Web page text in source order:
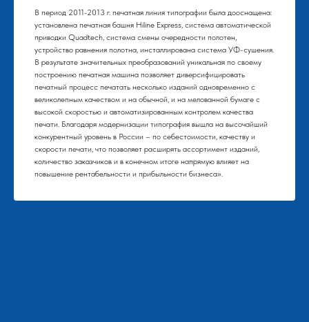
В период 2011-2013 г. печатная линия типографии была дооснащена:
установлена печатная башня Hiline Express, система автоматической
приводки Quadtech, система смены очередности полотен,
устройство равнения полотна, инсталлирована система УФ-сушения.
В результате значительных преобразований уникальная по своему
построению печатная машина позволяет диверсифицировать
печатный процесс печатать несколько изданий одновременно с
великолепным качеством и на обычной, и на мелованной бумаге с
высокой скоростью и автоматизированным контролем качества
печати. Благодаря модернизации типография вышла на высочайший
конкурентный уровень в России – по себестоимости, качеству и
скорости печати, что позволяет расширять ассортимент изданий,
количество заказчиков и в конечном итоге напрямую влияет на
повышение рентабельности и прибыльности бизнеса».